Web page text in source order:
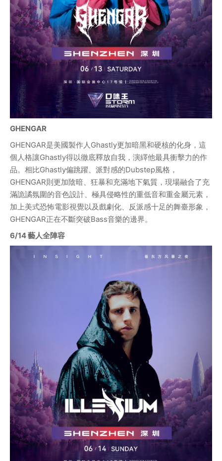
GHENGAR
GHENGAR是美國製作人Ghastly更加暗黑和硬核的化身，這
個人格讓Ghastly得以徹底釋放自我，演繹他最具衝擊力的作
品。相比Ghastly偏跳躍、派對感的Dubstep風格，
GHENGAR則更加陰暗、狂暴和充滿地下氣質，現場融合了充
滿詭譎氛圍的音色設計、極具侵略性的重低音和重金屬元素，
加上美式恐怖電影視覺以及戲劇化、反派感十足的舞臺形象，
GHENGAR正在不斷突破Bass音樂的邊界。